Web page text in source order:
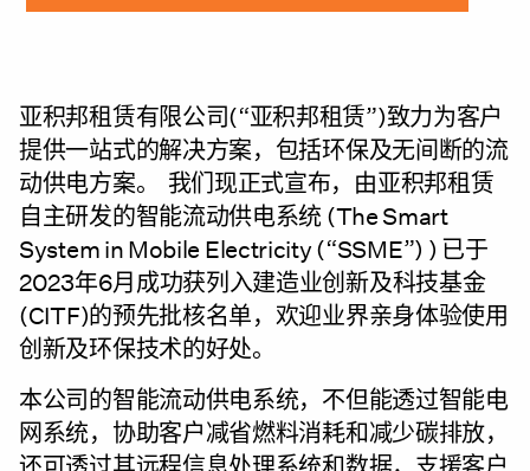
亚积邦租赁有限公司(“亚积邦租赁”)致力为客户
提供一站式的解决方案，包括环保及无间断的流
动供电方案。 我们现正式宣布，由亚积邦租赁
自主研发的智能流动供电系统 (The Smart
System in Mobile Electricity (“SSME”) ) 已于
2023年6月成功获列入建造业创新及科技基金
(CITF)的预先批核名单，欢迎业界亲身体验使用
创新及环保技术的好处。
本公司的智能流动供电系统，不但能透过智能电
网系统，协助客户减省燃料消耗和减少碳排放，